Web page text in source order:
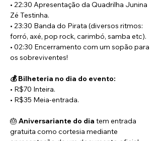
• 22:30 Apresentação da Quadrilha Junina
Zé Testinha.
• 23:30 Banda do Pirata (diversos ritmos:
forró, axé, pop rock, carimbó, samba etc).
• 02:30 Encerramento com um sopão para
os sobreviventes!
💰 Bilheteria no dia do evento:
• R$70 Inteira.
• R$35 Meia-entrada.
🎂 Aniversariante do dia tem entrada
gratuita como cortesia mediante